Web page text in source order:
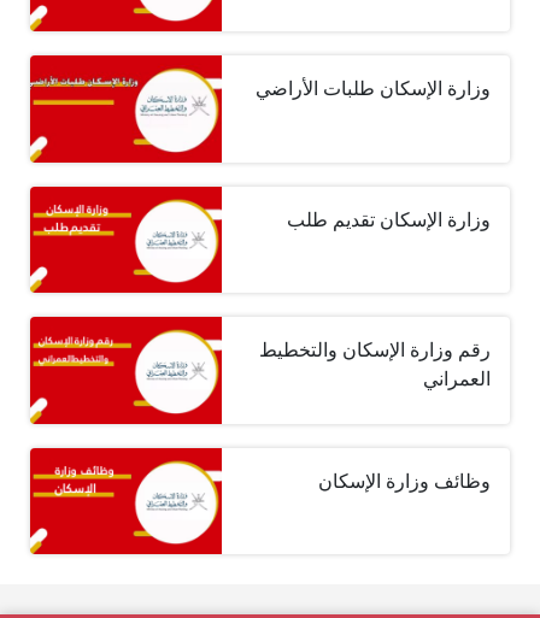
وزارة الإسكان طلبات الأراضي
وزارة الإسكان تقديم طلب
رقم وزارة الإسكان والتخطيط
العمراني
وظائف وزارة الإسكان